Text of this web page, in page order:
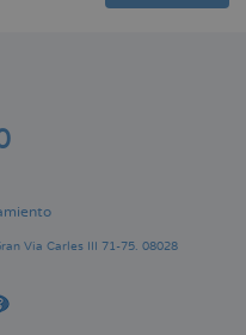
Via Carles III 71-75. 08028